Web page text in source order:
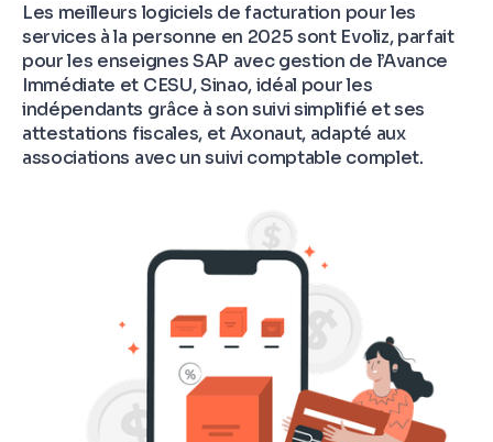
Les meilleurs logiciels de facturation pour les
services à la personne en 2025 sont Evoliz, parfait
pour les enseignes SAP avec gestion de l’Avance
Immédiate et CESU, Sinao, idéal pour les
indépendants grâce à son suivi simplifié et ses
attestations fiscales, et Axonaut, adapté aux
associations avec un suivi comptable complet.